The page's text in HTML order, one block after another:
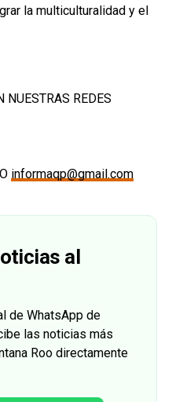
la multiculturalidad y el
NUESTRAS REDES
informaqp@gmail.com
al
de WhatsApp de
las noticias más
Roo directamente